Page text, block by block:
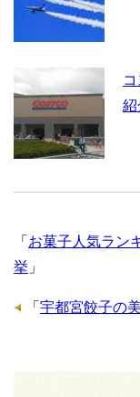
紹
「 お菓子人気ラン
挙 」
「 宇都宮餃子の